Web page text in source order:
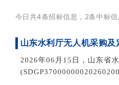
今日共4条招标信息，2条中标
山东水利厅无人机采购
2026年06月15日，山东省